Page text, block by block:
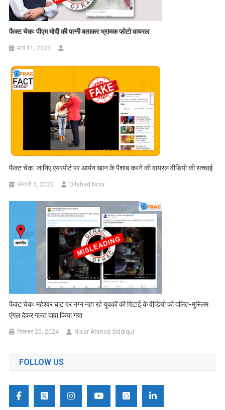
फैक्ट चेकः पीएम मोदी की पत्नी बताकर भ्रामक फोटो वायरल
मार्च 11, 2023
फैक्ट चेक: जानिए एयरपोर्ट पर आर्यन खान के पैशाब करने की वायरल वीडियो की सच्चाई
जनवरी 5, 2022 Dilshad Noor
फैक्ट चेकः महेश्वर घाट पर नग्न नहा रहे युवकों की पिटाई के वीडियो को दलित-मुस्लिम
एंगल देकर गलत दावा किया गया
सितम्बर 20, 2024 Nisar Ahmed Siddiqui
FOLLOW US